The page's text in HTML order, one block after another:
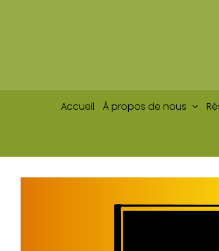
Accueil À propos de nous